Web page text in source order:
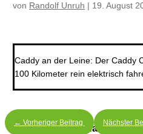
von Randolf Unruh | 19. August
Caddy an der Leine: Der Caddy
100 Kilometer rein elektrisch
Teilelektrischer Nachwuchs
← Vorheriger Beitrag Nächster